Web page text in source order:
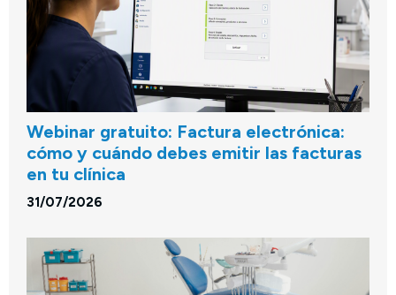
Webinar gratuito: Factura electrónica:
cómo y cuándo debes emitir las facturas
en tu clínica
31/07/2026